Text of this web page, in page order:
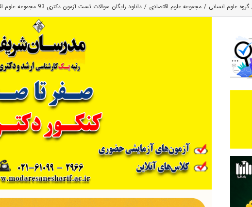
گروه علوم انسانی مجموعه علوم اقتصادی دانلود رایگان سوالات تست آزمون دکتری 93 مجموعه علوم اقتصادی کد 2106